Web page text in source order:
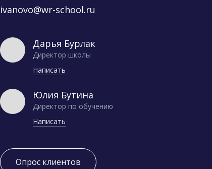
ivanovo@wr-school.ru
Дарья Бурлак
Директор школы
Написать
Юлия Бутина
Директор по обучению
Написать
Опрос клиентов